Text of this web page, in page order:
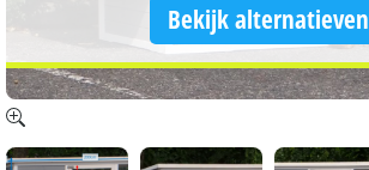
Bekijk alternatieven